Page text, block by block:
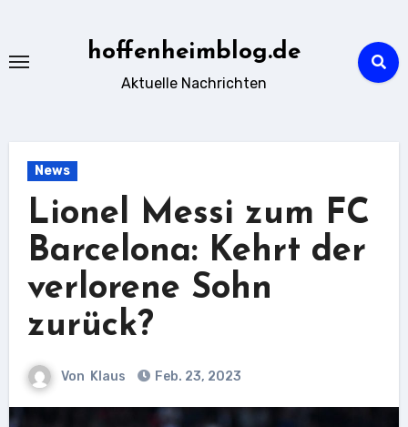
springen
hoffenheimblog.de
Aktuelle Nachrichten
News
Lionel Messi zum FC
Barcelona: Kehrt der
verlorene Sohn
zurück?
Von Klaus Feb. 23, 2023